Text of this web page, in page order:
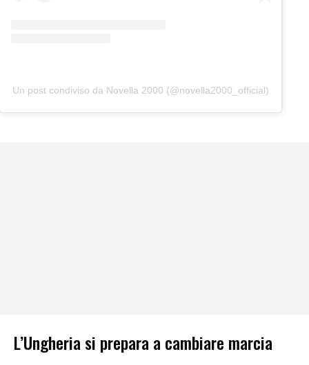
Un post condiviso da Novella 2000 (@novella2000_official)
L’Ungheria si prepara a cambiare marcia